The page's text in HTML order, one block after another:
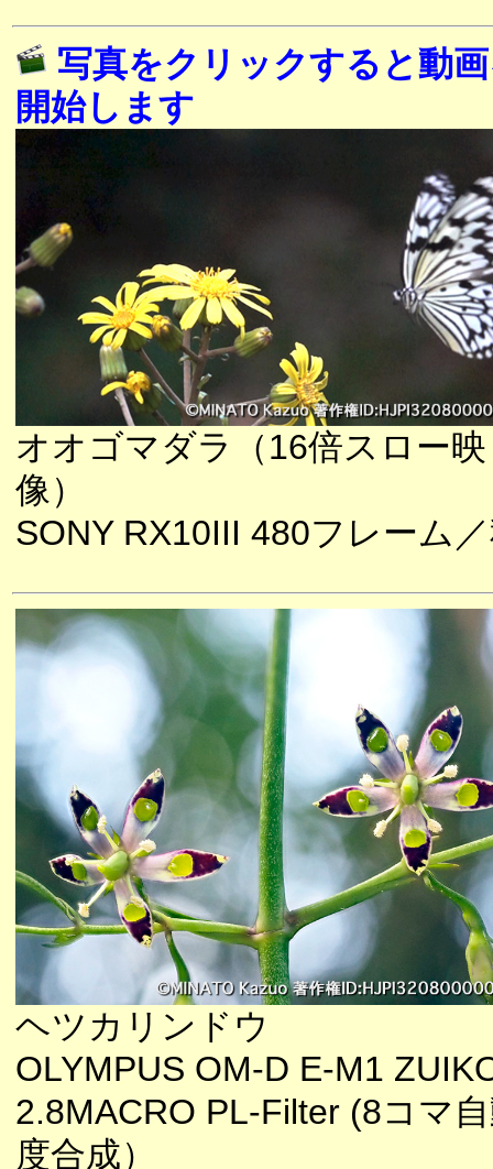
写真をクリックすると動
開始します
オオゴマダラ（16倍スロー映
像）
SONY RX10III 480フレーム
ヘツカリンドウ
OLYMPUS OM-D E-M1
2.8MACRO PL-Filter (8コマ
度合成）